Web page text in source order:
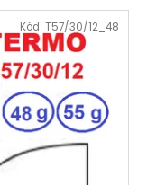
Kód: T57/30/12_48